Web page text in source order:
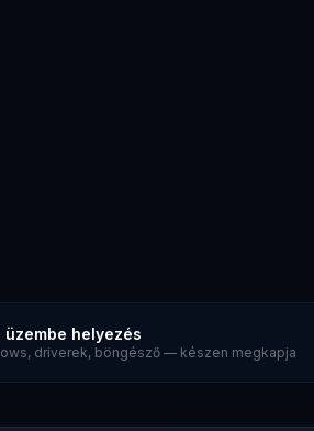
üzembe helyezés
driverek, böngésző — készen megkapja